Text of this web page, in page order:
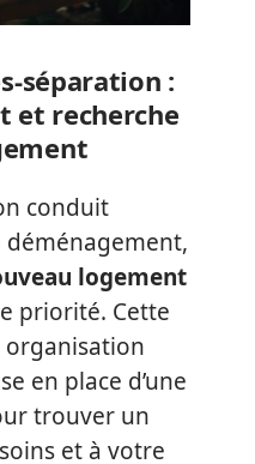
séparation :
et recherche
conduit
logement
priorité. Cette
organisation
en place d’une
trouver un
et à votre